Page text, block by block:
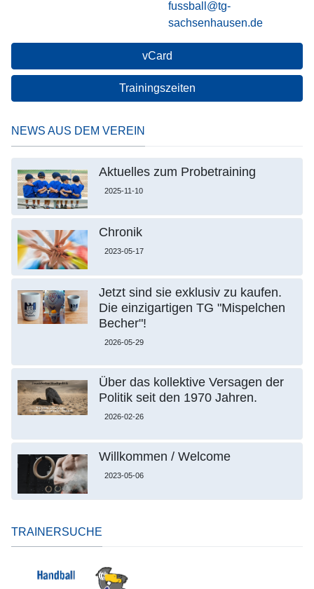
fussball@tg-
sachsenhausen.de
vCard
Trainingszeiten
NEWS AUS DEM VEREIN
Aktuelles zum Probetraining
2025-11-10
Chronik
2023-05-17
Jetzt sind sie exklusiv zu kaufen.
Die einzigartigen TG "Mispelchen
Becher"!
2026-05-29
Über das kollektive Versagen der
Politik seit den 1970 Jahren.
2026-02-26
Willkommen / Welcome
2023-05-06
TRAINERSUCHE